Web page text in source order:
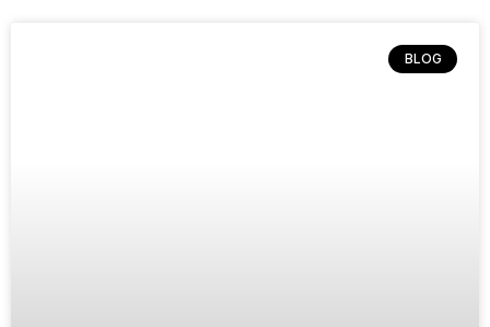
BLOG